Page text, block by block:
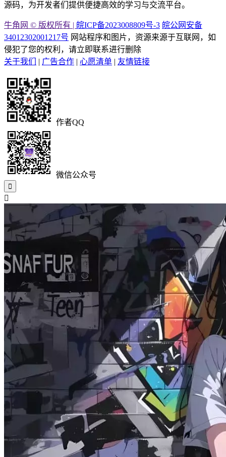
源码，为开发者们提供便捷高效的学习与交流平台。
牛角网 © 版权所有 | 皖ICP备2023008809号-3 皖公网安备
34012302001217号 网站程序和图片，资源来源于互联网，如
侵犯了您的权利，请立即联系进行删除
关于我们
| 广告合作 | 心愿清单 | 友情链接
作者QQ
微信公众号